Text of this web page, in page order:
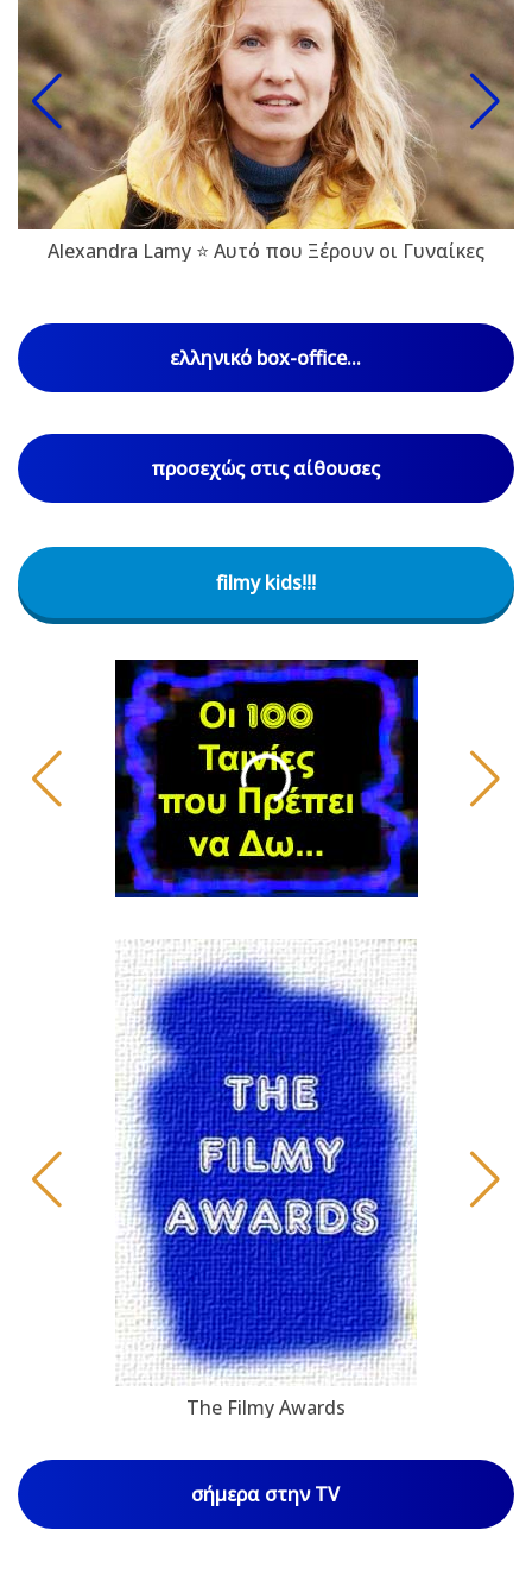
Alexandra Lamy ⭐ Αυτό που Ξέρουν οι Γυναίκες
ελληνικό box-office...
προσεχώς στις αίθουσες
filmy kids!!!
The Filmy Awards
σήμερα στην TV